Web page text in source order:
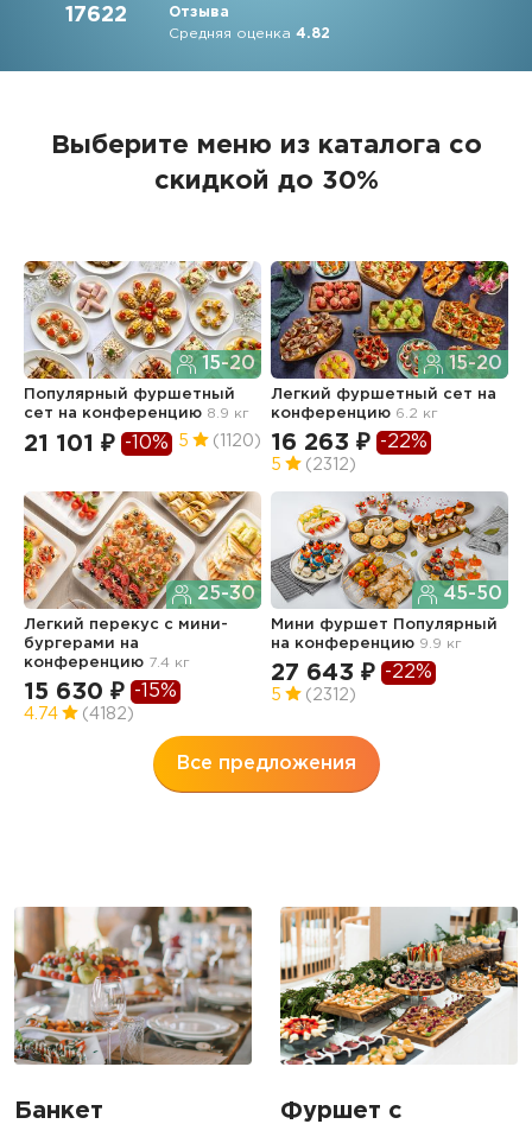
17622
Отзыва
Средняя оценка4.82
Выберите меню из каталога со
скидкой до 30%
15-20
Популярный фуршетный
сет на конференцию 8.9 кг
21 101 ₽ -10% 5 (1120)
15-20
Легкий фуршетный сет на
конференцию 6.2 кг
16 263 ₽ -22%
5 (2312)
25-30
Легкий перекус c мини-
бургерами на
конференцию 7.4 кг
15 630 ₽ -15%
4.74 (4182)
45-50
Мини фуршет Популярный
на конференцию 9.9 кг
27 643 ₽ -22%
5 (2312)
Все предложения
Банкет
Фуршет с